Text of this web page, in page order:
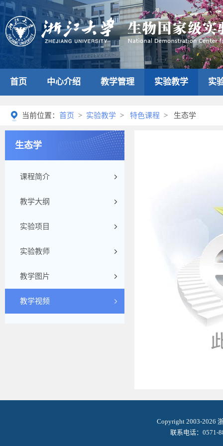
首页 中心介绍 教学管理 实验教学 实
当前位置： 首页 > 实验教学 > 特色课程 > 生态学
生态学
课程简介
教学大纲
实验项目
实验教师
教学图片
教学视频
Copyright 2003-2026
联系电话：